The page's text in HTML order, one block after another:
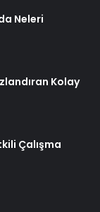
Neleri
Kolay
Çalışma